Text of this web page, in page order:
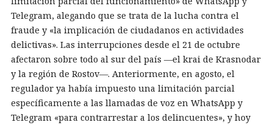
Telegram, alegando que se trata de la lucha contra el
fraude y «la implicación de ciudadanos en actividades
delictivas». Las interrupciones desde el 21 de octubre
afectaron sobre todo al sur del país —el krai de Krasnodar
y la región de Rostov—. Anteriormente, en agosto, el
regulador ya había impuesto una limitación parcial
específicamente a las llamadas de voz en WhatsApp y
Telegram «para contrarrestar a los delincuentes», y hoy